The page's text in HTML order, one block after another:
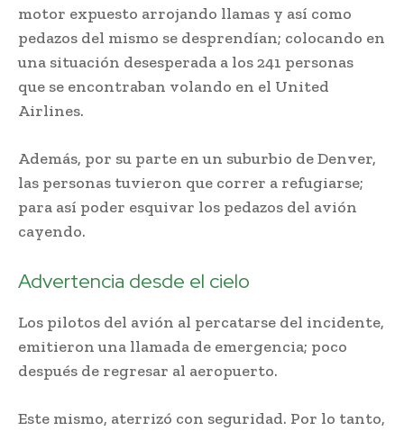
motor expuesto arrojando llamas y así como
pedazos del mismo se desprendían; colocando en
una situación desesperada a los 241 personas
que se encontraban volando en el United
Airlines.
Además, por su parte en un suburbio de Denver,
las personas tuvieron que correr a refugiarse;
para así poder esquivar los pedazos del avión
cayendo.
Advertencia desde el cielo
Los pilotos del avión al percatarse del incidente,
emitieron una llamada de emergencia; poco
después de regresar al aeropuerto.
Este mismo, aterrizó con seguridad. Por lo tanto,